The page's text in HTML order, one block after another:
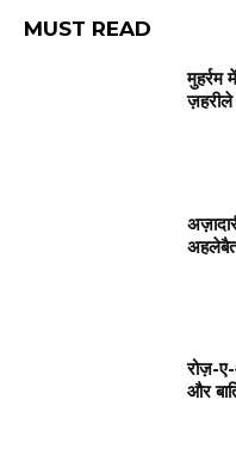
MUST READ
मुहर्रम
ज़हरीले
रोज़-
और